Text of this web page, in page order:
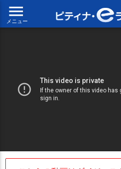
menu
メニュー